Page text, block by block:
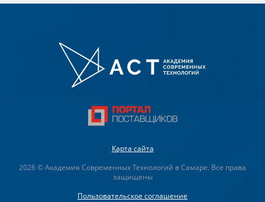
Карта сайта
2026 © Академия Современных Технологий в Самаре. Все права
защищены
Пользовательское соглашение